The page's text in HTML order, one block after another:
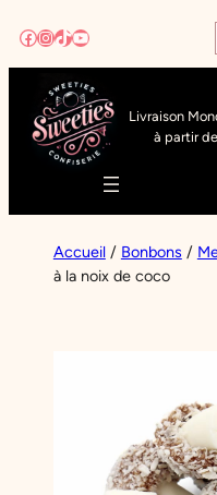
au
contenu
Facebook
Instagram
TikTok
YouTube
Livraison
à partir
Accueil/ Bonbons /
à la noix de coco